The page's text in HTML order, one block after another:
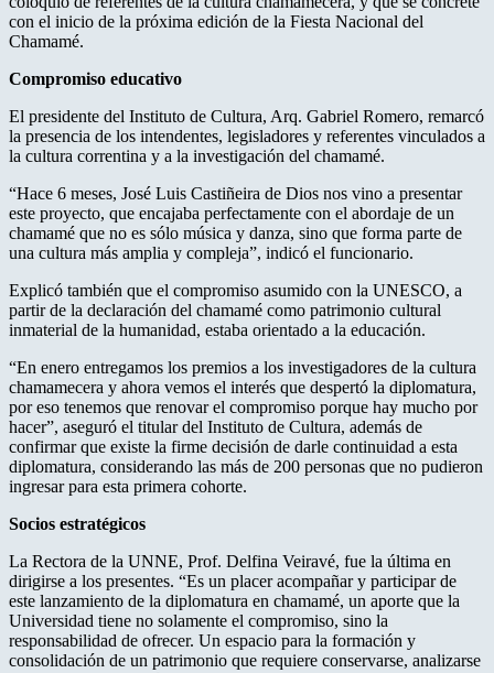
con el inicio de la próxima edición de la Fiesta Nacional del
Chamamé.
Compromiso educativo
El presidente del Instituto de Cultura, Arq. Gabriel Romero, remarcó
la presencia de los intendentes, legisladores y referentes vinculados a
la cultura correntina y a la investigación del chamamé.
“Hace 6 meses, José Luis Castiñeira de Dios nos vino a presentar
este proyecto, que encajaba perfectamente con el abordaje de un
chamamé que no es sólo música y danza, sino que forma parte de
una cultura más amplia y compleja”, indicó el funcionario.
Explicó también que el compromiso asumido con la UNESCO, a
partir de la declaración del chamamé como patrimonio cultural
inmaterial de la humanidad, estaba orientado a la educación.
“En enero entregamos los premios a los investigadores de la cultura
chamamecera y ahora vemos el interés que despertó la diplomatura,
por eso tenemos que renovar el compromiso porque hay mucho por
hacer”, aseguró el titular del Instituto de Cultura, además de
confirmar que existe la firme decisión de darle continuidad a esta
diplomatura, considerando las más de 200 personas que no pudieron
ingresar para esta primera cohorte.
Socios estratégicos
La Rectora de la UNNE, Prof. Delfina Veiravé, fue la última en
dirigirse a los presentes. “Es un placer acompañar y participar de
este lanzamiento de la diplomatura en chamamé, un aporte que la
Universidad tiene no solamente el compromiso, sino la
responsabilidad de ofrecer. Un espacio para la formación y
consolidación de un patrimonio que requiere conservarse, analizarse